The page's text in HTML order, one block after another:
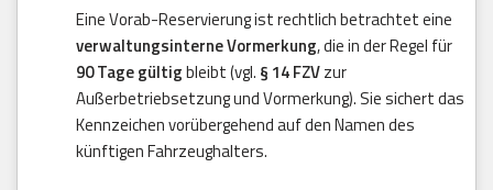
Eine Vorab-Reservierung ist rechtlich betrachtet eine
verwaltungsinterne Vormerkung, die in der Regel für
90 Tage gültigbleibt (vgl. § 14 FZVzur
Außerbetriebsetzung und Vormerkung). Sie sichert das
Kennzeichen vorübergehend auf den Namen des
künftigen Fahrzeughalters.